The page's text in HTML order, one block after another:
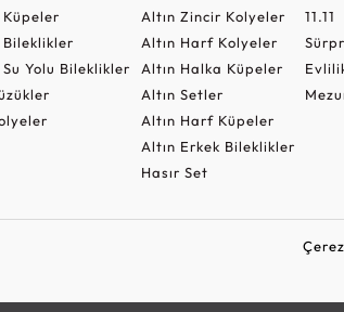
Küpeler
Bileklikler
Yolu Bileklikler
Altın Zincir Kolyeler
Altın Harf Kolyeler
Altın Halka Küpeler
Altın Setler
Altın Harf Küpeler
Altın Erkek Bileklikler
Hasır Set
11.11